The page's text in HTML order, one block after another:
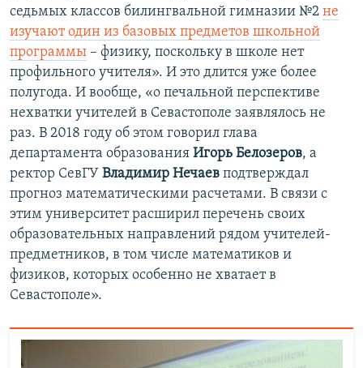
седьмых классов билингвальной гимназии №2 не
изучают один из базовых предметов школьной
программы – физику, поскольку в школе нет
профильного учителя». И это длится уже более
полугода. И вообще, «о печальной перспективе
нехватки учителей в Севастополе заявлялось не
раз. В 2018 году об этом говорил глава
департамента образования Игорь Белозеров, а
ректор СевГУ Владимир Нечаев подтверждал
прогноз математическими расчетами. В связи с
этим университет расширил перечень своих
образовательных направлений рядом учителей-
предметников, в том числе математиков и
физиков, которых особенно не хватает в
Севастополе».